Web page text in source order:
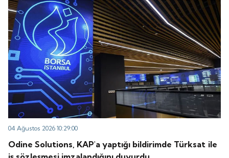
04 Ağustos 2026 10:29:00
Odine Solutions, KAP'a yaptığı bildirimde Türksat ile